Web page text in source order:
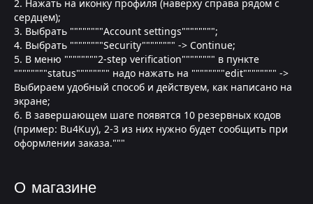
2. Нажать на иконку профиля (наверху справа рядом с
сердцем);
3. Выбрать """"""""Account settings"""""""";
4. Выбрать """"""""Security"""""""" -> Continue;
5. В меню """"""""2-step verification"""""""" в пункте
""""""""status"""""""" надо нажать на """"""""edit"""""""" ->
Выбираем удобный способ и действуем, как написано на
экране;
6. В завершающем шаге появятся 10 резервных кодов
(пример: Bu4Kuy), 2-3 из них нужно будет сообщить при
оформлении заказа."""
О магазине